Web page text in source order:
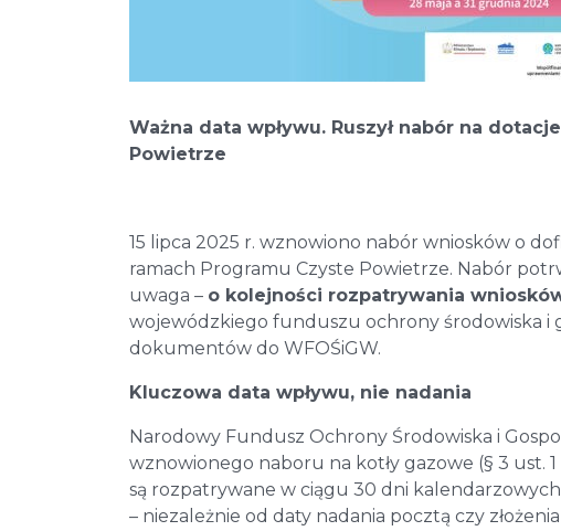
Ważna data wpływu. Ruszył nabór na
Powietrze
15 lipca 2025 r. wznowiono nabór wniosków o
ramach Programu Czyste Powietrze. Nabór
uwaga – o kolejności rozpatrywania
wojewódzkiego funduszu ochrony środowiska i
dokumentów do WFOŚiGW.
Kluczowa data wpływu, nie nadania
Narodowy Fundusz Ochrony Środowiska i
wznowionego naboru na kotły gazowe (§ 3 ust.
są rozpatrywane w ciągu 30 dni
– niezależnie od daty nadania pocztą czy